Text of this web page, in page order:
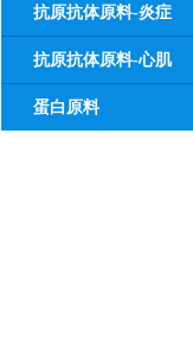
抗原抗体原料-炎症
抗原抗体原料-心肌
蛋白原料